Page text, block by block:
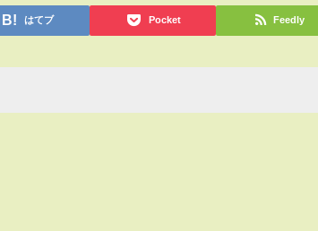
はてブ Pocket Feedly